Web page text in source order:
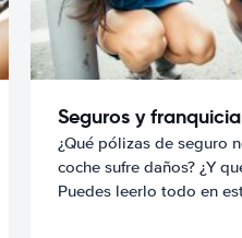
Seguros y franquicia
¿Qué pólizas de seguro
coche sufre daños? ¿Y
Puedes leerlo todo en